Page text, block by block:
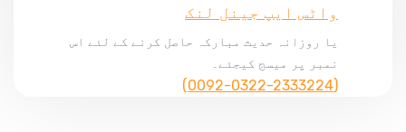
واٹس ایپ جینل لنک
یا روزانہ حدیث مبارکہ حاصل کرنے کے لئے اس
نمبر پر میسج کیجئے۔
(0092-0322-2333224)